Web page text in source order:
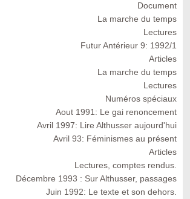
Document
La marche du temps
Lectures
Futur Antérieur 9: 1992/1
Articles
La marche du temps
Lectures
Numéros spéciaux
Aout 1991: Le gai renoncement
Avril 1997: Lire Althusser aujourd'hui
Avril 93: Féminismes au présent
Articles
Lectures, comptes rendus.
Décembre 1993 : Sur Althusser, passages
Juin 1992: Le texte et son dehors.